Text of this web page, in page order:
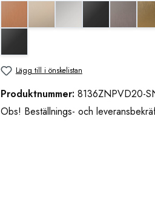
Lägg till i önskelistan
Produktnummer: 8136ZNPVD20-
Obs! Beställnings- och